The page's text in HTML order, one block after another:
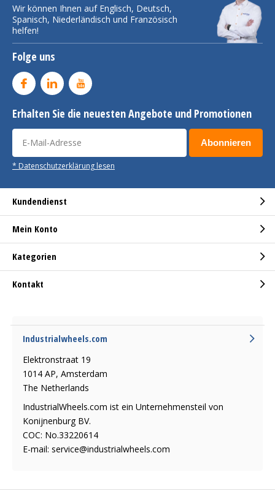
Wir können Ihnen auf Englisch, Deutsch,
Spanisch, Niederländisch und Französisch
helfen!
Folge uns
Erhalten Sie die neuesten Angebote und Promotionen
Abonnieren
* Datenschutzerklärung lesen
Kundendienst
Mein Konto
Kategorien
Kontakt
Industrialwheels.com
Elektronstraat 19
1014 AP, Amsterdam
The Netherlands
IndustrialWheels.com ist ein Unternehmensteil von
Konijnenburg BV.
COC: No.33220614
E-mail: service@industrialwheels.com